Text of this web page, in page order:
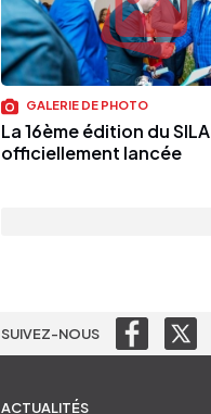
GALERIE DE PHOTO
La 16ème édition du SILA
officiellement lancée
SUIVEZ-NOUS
ACTUALITÉS